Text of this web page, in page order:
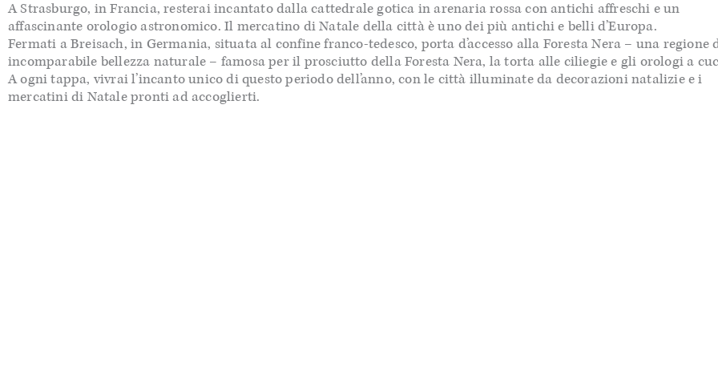
A Strasburgo, in Francia, resterai incantato dalla cattedrale gotica in arenaria rossa con antichi affreschi e un
affascinante orologio astronomico. Il mercatino di Natale della città è uno dei più antichi e belli d’Europa.
Fermati a Breisach, in Germania, situata al confine franco-tedesco, porta d’accesso alla Foresta Nera – una regione
incomparabile bellezza naturale – famosa per il prosciutto della Foresta Nera, la torta alle ciliegie e gli orologi a
A ogni tappa, vivrai l’incanto unico di questo periodo dell’anno, con le città illuminate da decorazioni natalizie e i
mercatini di Natale pronti ad accoglierti.